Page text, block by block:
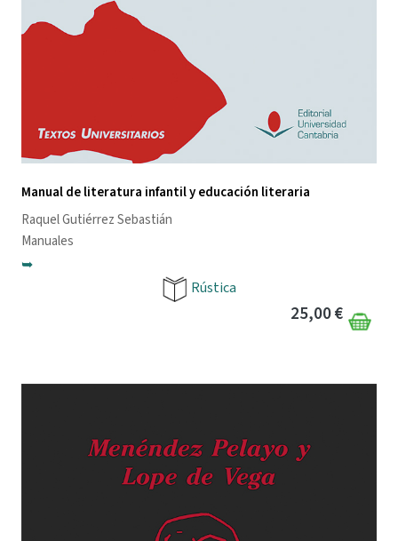
Manual de literatura infantil y educación literaria
Raquel Gutiérrez Sebastián
Manuales
➥
Rústica
25,00 €